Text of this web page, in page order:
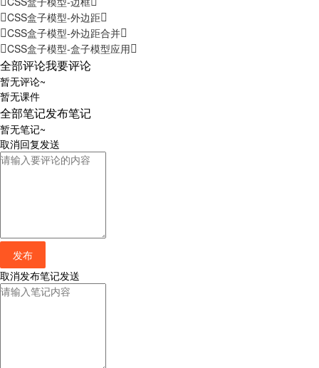
CSS盒子模型-外边距
CSS盒子模型-外边距合并
CSS盒子模型-盒子模型应用
全部评论我要评论
暂无评论~
暂无课件
全部笔记发布笔记
暂无笔记~
取消回复发送
发布
取消发布笔记发送